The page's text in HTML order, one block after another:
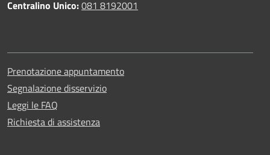
Centralino Unico:081 8192001
Prenotazione appuntamento
Segnalazione disservizio
Leggi le FAQ
Richiesta di assistenza